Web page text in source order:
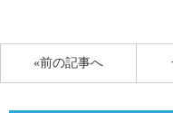
«前の記事へ